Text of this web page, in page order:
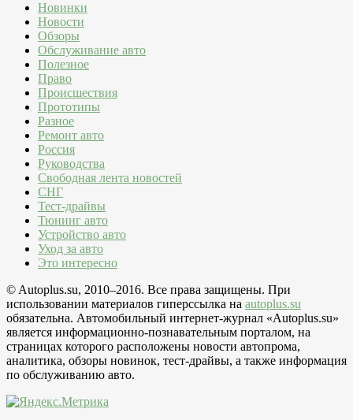
Новинки
Новости
Обзоры
Обслуживание авто
Полезное
Право
Происшествия
Прототипы
Разное
Ремонт авто
Россия
Руководства
Свободная лента новостей
СНГ
Тест-драйвы
Тюнинг авто
Устройство авто
Уход за авто
Это интересно
© Autoplus.su, 2010–2016. Все права защищены. При
использовании материалов гиперссылка на autoplus.su
обязательна. Автомобильный интернет-журнал «Autoplus.su»
является информационно-познавательным порталом, на
страницах которого расположены новости автопрома,
аналитика, обзоры новинок, тест-драйвы, а также информация
по обслуживанию авто.